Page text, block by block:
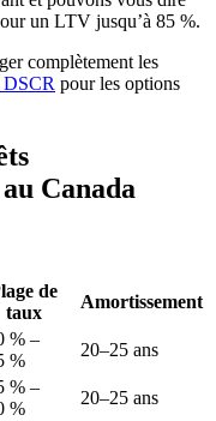
un LTV jusqu’à 85 %.
complètement les
DSCR pour les options
Canada
de
taux
Amortissement
% –
%
20–25 ans
% –
%
20–25 ans